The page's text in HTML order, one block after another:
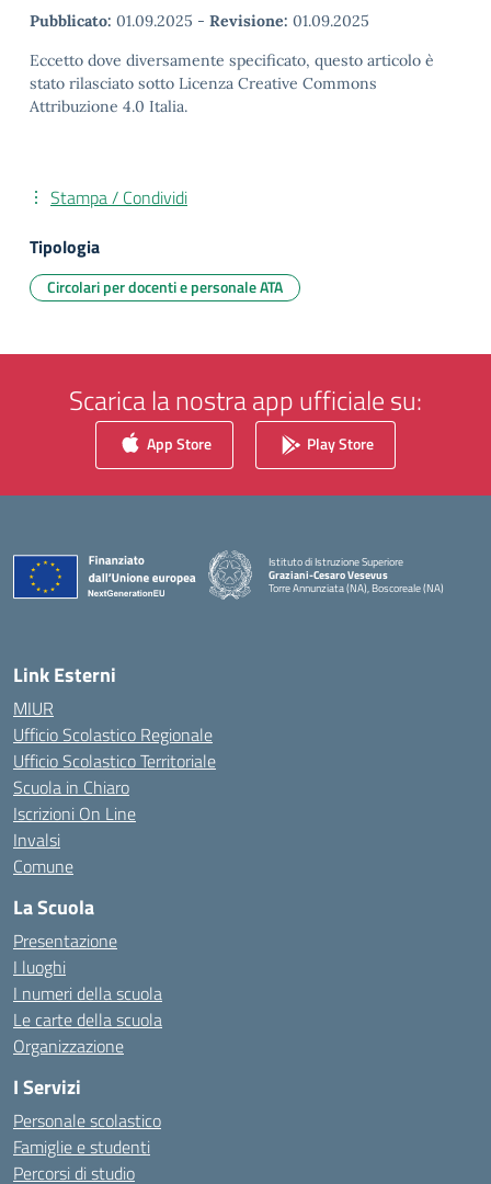
Pubblicato: 01.09.2025 - Revisione: 01.09.2025
Eccetto dove diversamente specificato, questo articolo è
stato rilasciato sotto Licenza Creative Commons
Attribuzione 4.0 Italia.
Stampa / Condividi
Tipologia
Circolari per docenti e personale ATA
Scarica la nostra app ufficiale su:
App Store Play Store
Istituto di Istruzione Superiore
Graziani-Cesaro Vesevus
Torre Annunziata (NA), Boscoreale (NA)
Link Esterni
MIUR
Ufficio Scolastico Regionale
Ufficio Scolastico Territoriale
Scuola in Chiaro
Iscrizioni On Line
Invalsi
Comune
La Scuola
Presentazione
I luoghi
I numeri della scuola
Le carte della scuola
Organizzazione
I Servizi
Personale scolastico
Famiglie e studenti
Percorsi di studio